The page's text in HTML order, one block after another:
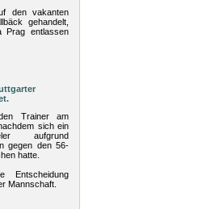
den vakanten
gehandelt,
Prag entlassen
Trainer am
sich ein
aufgrund
gegen den 56-
hatte.
Entscheidung
Mannschaft.